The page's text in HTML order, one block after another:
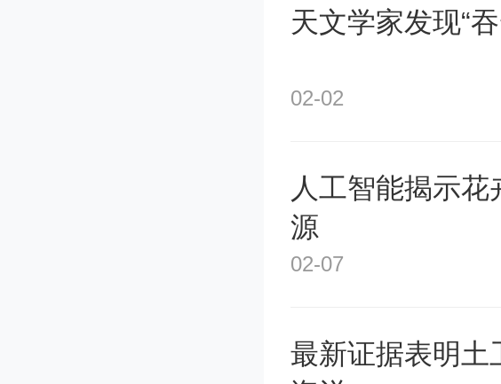
太阳探测科学
更全面的解决方
丁明德介绍，“
度光谱和成像
天文学家发现“
02-02
人工智能揭示花
源
02-07
最新证据表明土